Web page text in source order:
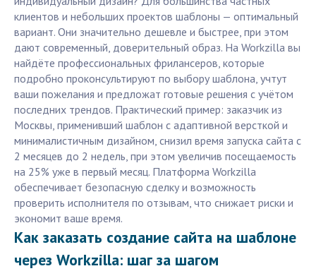
клиентов и небольших проектов шаблоны — оптимальный
вариант. Они значительно дешевле и быстрее, при этом
дают современный, доверительный образ. На Workzilla вы
найдёте профессиональных фрилансеров, которые
подробно проконсультируют по выбору шаблона, учтут
ваши пожелания и предложат готовые решения с учётом
последних трендов. Практический пример: заказчик из
Москвы, применивший шаблон с адаптивной версткой и
минималистичным дизайном, снизил время запуска сайта с
2 месяцев до 2 недель, при этом увеличив посещаемость
на 25% уже в первый месяц. Платформа Workzilla
обеспечивает безопасную сделку и возможность
проверить исполнителя по отзывам, что снижает риски и
экономит ваше время.
Как заказать создание сайта на шаблоне
через Workzilla: шаг за шагом